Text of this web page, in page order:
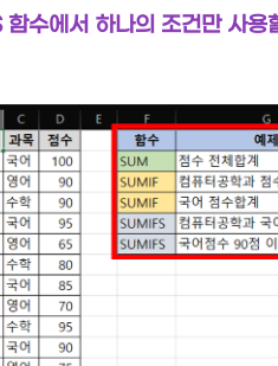
수에서 하나의 조건만 사용